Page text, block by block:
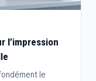
l’impression
le